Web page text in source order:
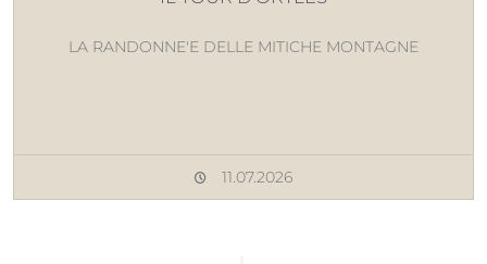
LA RANDONNE'E DELLE MITICHE MONTAGNE
11.07.2026